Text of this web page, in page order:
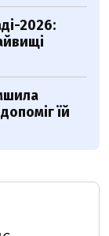
2026:
їй